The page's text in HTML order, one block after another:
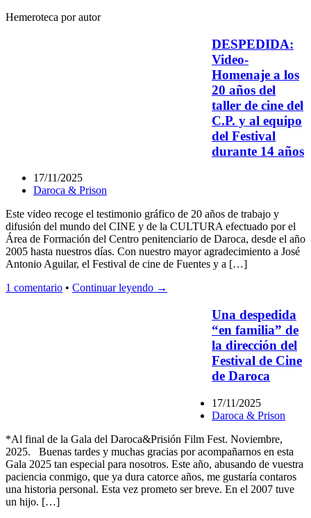
Hemeroteca por autor
DESPEDIDA:
Video-
Homenaje a los
20 años del
taller de cine del
C.P. y al equipo
del Festival
durante 14 años
17/11/2025
Daroca & Prison
Este video recoge el testimonio gráfico de 20 años de trabajo y
difusión del mundo del CINE y de la CULTURA efectuado por el
Área de Formación del Centro penitenciario de Daroca, desde el año
2005 hasta nuestros días. Con nuestro mayor agradecimiento a José
Antonio Aguilar, el Festival de cine de Fuentes y a […]
1 comentario • Continuar leyendo →
Una despedida
“en familia” de
la dirección del
Festival de Cine
de Daroca
17/11/2025
Daroca & Prison
*Al final de la Gala del Daroca&Prisión Film Fest. Noviembre,
2025. Buenas tardes y muchas gracias por acompañarnos en esta
Gala 2025 tan especial para nosotros. Este año, abusando de vuestra
paciencia conmigo, que ya dura catorce años, me gustaría contaros
una historia personal. Esta vez prometo ser breve. En el 2007 tuve
un hijo. […]